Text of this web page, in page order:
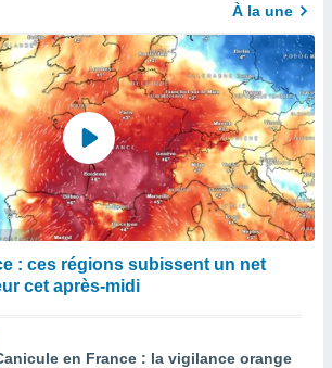
À la une
: ces régions subissent un net
cet après-midi
en France : la vigilance orange